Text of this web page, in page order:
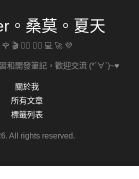
。桑莫。夏天
🎬 🚴‍♀️ 🏋️‍♀️ 💻 🚀 💜
和開發筆記，歡迎交流 (*´∀`)~♥
關於我
所有文章
標籤列表
All rights reserved.